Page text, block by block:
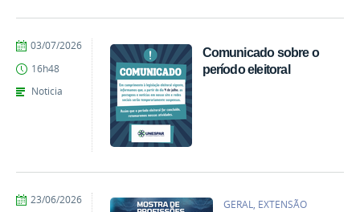
Comunicado sobre o
período eleitoral
por
Santos
Daum
publicado
03/07/2026
16h48
Noticia
GERAL, EXTENSÃO
por
publicado
23/06/2026